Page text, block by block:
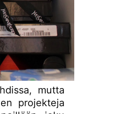
mutta
projekteja